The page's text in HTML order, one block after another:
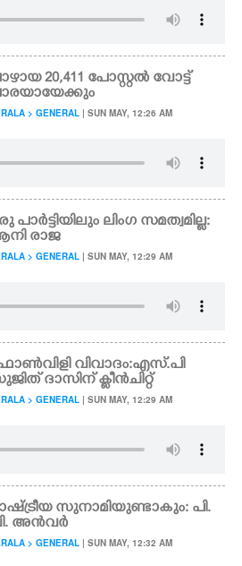
20,411 പോസ്റ്റൽ വോട്ട്
> GENERAL | SUN MAY, 12:26 AM
പാർട്ടിയിലും ലിംഗ സമത്വമില്ല:
രാജ
> GENERAL | SUN MAY, 12:29 AM
വിവാദം:എസ്.പി
ദാസിന് ക്ലീൻചിറ്റ്
> GENERAL | SUN MAY, 12:29 AM
സുനാമിയുണ്ടാകും: പി.
അൻവർ
> GENERAL | SUN MAY, 12:32 AM